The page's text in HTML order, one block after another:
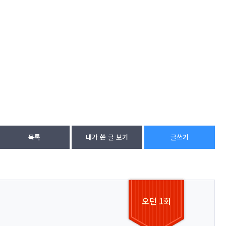
목록 내가 쓴 글 보기 글쓰기
오던 1회